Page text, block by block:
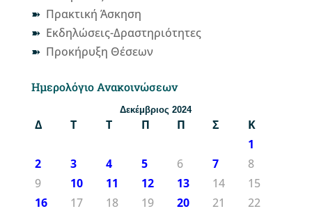
Πρακτική Άσκηση
Εκδηλώσεις-Δραστηριότητες
Προκήρυξη Θέσεων
Ημερολόγιο Ανακοινώσεων
Δεκέμβριος 2024
Δ Τ Τ Π Π Σ
Κ
1
2
3 4 5 6 7
8
9
10 11 12 13 14
15
16
17 18 19 20 21
22